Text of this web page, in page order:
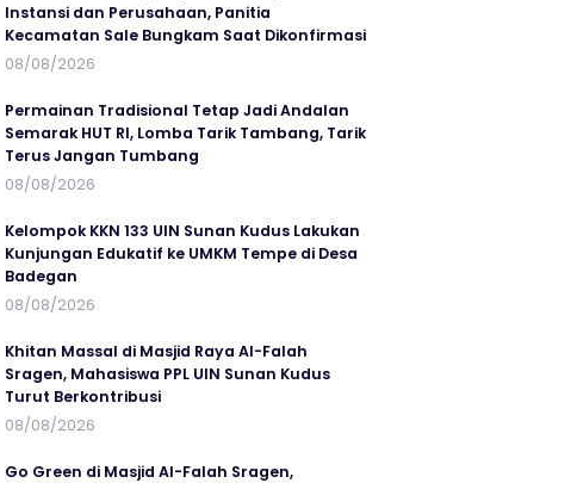
Instansi dan Perusahaan, Panitia
Kecamatan Sale Bungkam Saat Dikonfirmasi
08/08/2026
Permainan Tradisional Tetap Jadi Andalan
Semarak HUT RI, Lomba Tarik Tambang, Tarik
Terus Jangan Tumbang
08/08/2026
Kelompok KKN 133 UIN Sunan Kudus Lakukan
Kunjungan Edukatif ke UMKM Tempe di Desa
Badegan
08/08/2026
Khitan Massal di Masjid Raya Al-Falah
Sragen, Mahasiswa PPL UIN Sunan Kudus
Turut Berkontribusi
08/08/2026
Go Green di Masjid Al-Falah Sragen,